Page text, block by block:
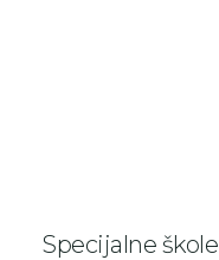
Specijalne škole